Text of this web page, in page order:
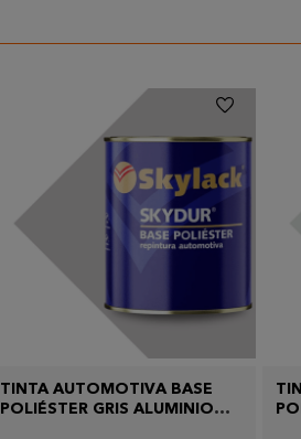
TINTA AUTOMOTIVA BASE
POLIÉSTER GRIS ALUMINIO